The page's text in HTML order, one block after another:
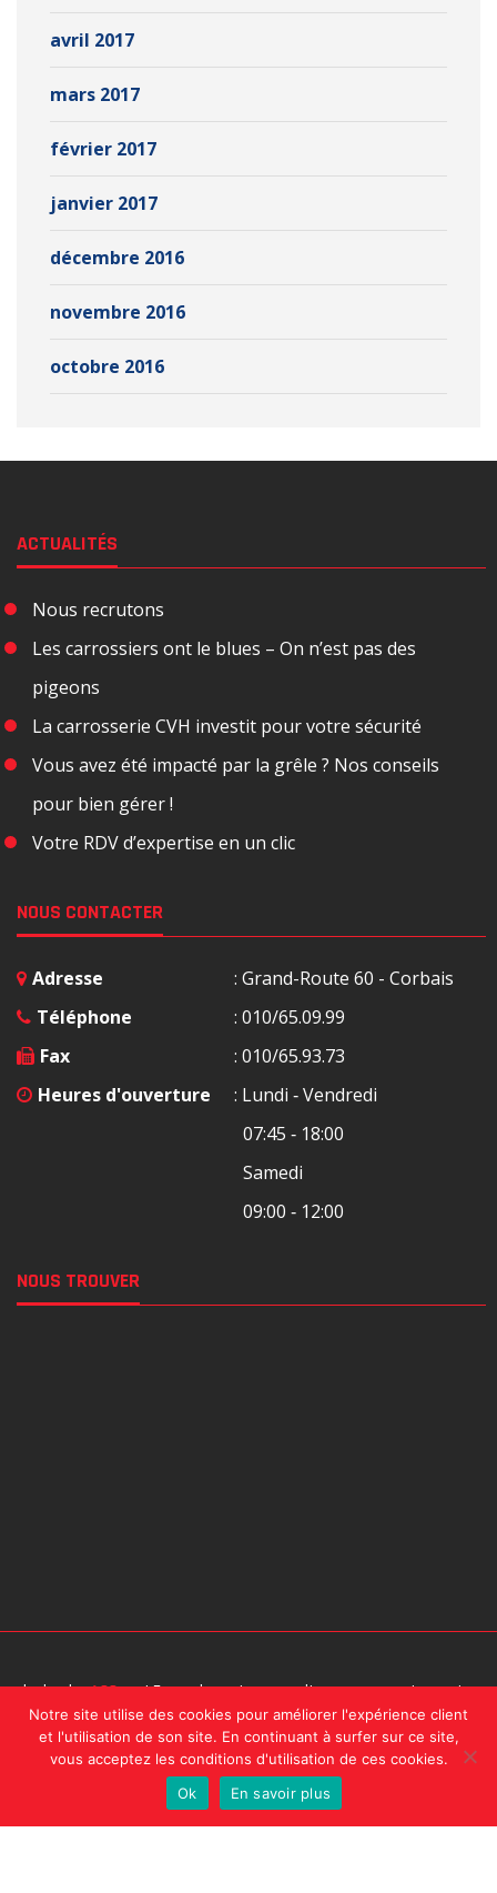
avril 2017
mars 2017
février 2017
janvier 2017
décembre 2016
novembre 2016
octobre 2016
ACTUALITÉS
Nous recrutons
Les carrossiers ont le blues – On n’est pas des
pigeons
La carrosserie CVH investit pour votre sécurité
Vous avez été impacté par la grêle ? Nos conseils
pour bien gérer !
Votre RDV d’expertise en un clic
NOUS CONTACTER
Adresse
: Grand-Route 60 - Corbais
Téléphone
: 010/65.09.99
Fax
: 010/65.93.73
Heures d'ouverture
: Lundi ‐ Vendredi
07:45 ‐ 18:00
Samedi
09:00 ‐ 12:00
NOUS TROUVER
design byA2Com| En naviguant sur ce site, vous acceptez notre
politique de confidentialité.
Notre site utilise des cookies pour améliorer l'expérience client
et l'utilisation de son site. En continuant à surfer sur ce site,
vous acceptez les conditions d'utilisation de ces cookies.
Ok
En savoir plus